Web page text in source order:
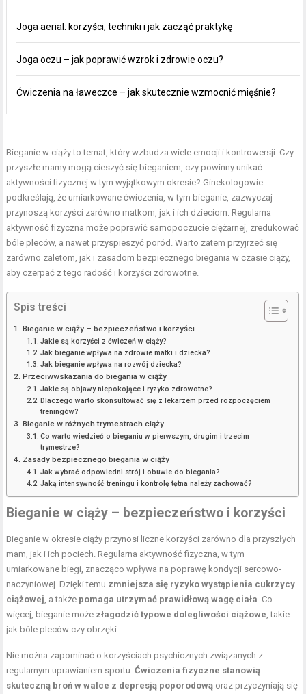
Joga aerial: korzyści, techniki i jak zacząć praktykę
Joga oczu – jak poprawić wzrok i zdrowie oczu?
Ćwiczenia na ławeczce – jak skutecznie wzmocnić mięśnie?
Bieganie w ciąży to temat, który wzbudza wiele emocji i kontrowersji. Czy
przyszłe mamy mogą cieszyć się bieganiem, czy powinny unikać
aktywności fizycznej w tym wyjątkowym okresie? Ginekologowie
podkreślają, że umiarkowane ćwiczenia, w tym bieganie, zazwyczaj
przynoszą korzyści zarówno matkom, jak i ich dzieciom. Regularna
aktywność fizyczna może poprawić samopoczucie ciężarnej, zredukować
bóle pleców, a nawet przyspieszyć poród. Warto zatem przyjrzeć się
zarówno zaletom, jak i zasadom bezpiecznego biegania w czasie ciąży,
aby czerpać z tego radość i korzyści zdrowotne.
Spis treści
Bieganie w ciąży – bezpieczeństwo i korzyści
Jakie są korzyści z ćwiczeń w ciąży?
Jak bieganie wpływa na zdrowie matki i dziecka?
Jak bieganie wpływa na rozwój dziecka?
Przeciwwskazania do biegania w ciąży
Jakie są objawy niepokojące i ryzyko zdrowotne?
Dlaczego warto skonsultować się z lekarzem przed rozpoczęciem
treningów?
Bieganie w różnych trymestrach ciąży
Co warto wiedzieć o bieganiu w pierwszym, drugim i trzecim
trymestrze?
Zasady bezpiecznego biegania w ciąży
Jak wybrać odpowiedni strój i obuwie do biegania?
Jaką intensywność treningu i kontrolę tętna należy zachować?
Bieganie w ciąży – bezpieczeństwo i korzyści
Bieganie w okresie ciąży przynosi liczne korzyści zarówno dla przyszłych
mam, jak i ich pociech. Regularna aktywność fizyczna, w tym
umiarkowane biegi, znacząco wpływa na poprawę kondycji sercowo-
naczyniowej. Dzięki temu zmniejsza się ryzyko wystąpienia cukrzycy
ciążowej , a także pomaga utrzymać prawidłową wagę ciała . Co
więcej, bieganie może złagodzić typowe dolegliwości ciążowe , takie
jak bóle pleców czy obrzęki.
Nie można zapominać o korzyściach psychicznych związanych z
regularnym uprawianiem sportu.Ćwiczenia fizyczne stanowią
skuteczną broń w walce z depresją poporodową oraz przyczyniają się